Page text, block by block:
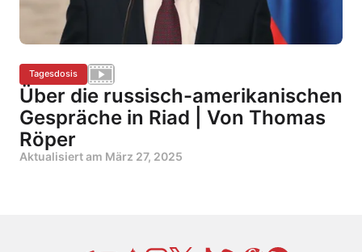
Tagesdosis
Über die russisch-amerikanischen
Gespräche in Riad | Von Thomas
Röper
Aktualisiert am März 27, 2025